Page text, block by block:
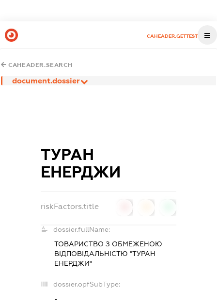
CAHEADER.GETTEST
CAHEADER.SEARCH
document.dossier
ТУРАН
ЕНЕРДЖИ
riskFactors.title
dossier.fullName:
ТОВАРИСТВО З ОБМЕЖЕНОЮ
ВІДПОВІДАЛЬНІСТЮ "ТУРАН
ЕНЕРДЖИ"
dossier.opfSubType:
-